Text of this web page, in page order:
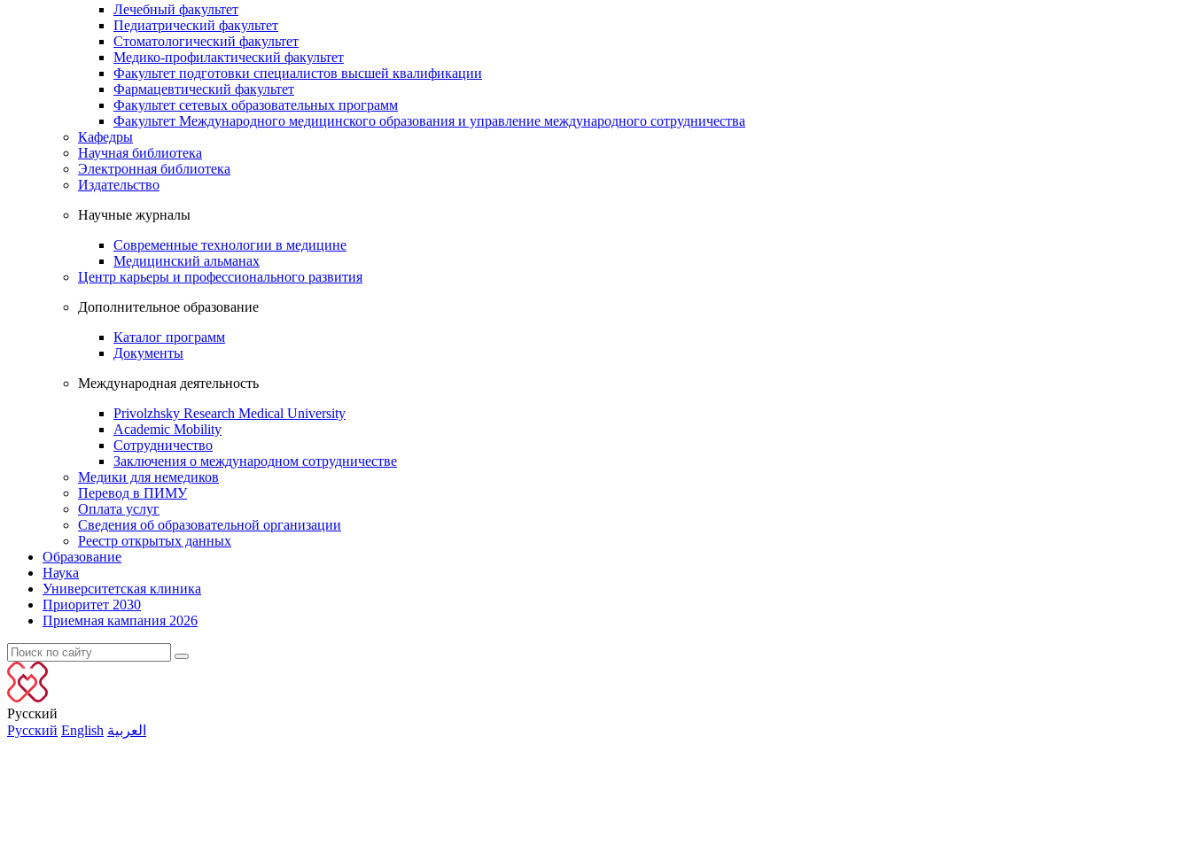
Лечебный факультет
Педиатрический факультет
Стоматологический факультет
Медико-профилактический факультет
Факультет подготовки специалистов высшей квалификации
Фармацевтический факультет
Факультет сетевых образовательных программ
Факультет Международного медицинского образования и управление международного сотрудничества
Кафедры
Научная библиотека
Электронная библиотека
Издательство
Научные журналы
Современные технологии в медицине
Медицинский альманах
Центр карьеры и профессионального развития
Дополнительное образование
Каталог программ
Документы
Международная деятельность
Privolzhsky Research Medical University
Academic Mobility
Сотрудничество
Заключения о международном сотрудничестве
Медики для немедиков
Перевод в ПИМУ
Оплата услуг
Сведения об образовательной организации
Реестр открытых данных
Образование
Наука
Университетская клиника
Приоритет 2030
Приемная кампания 2026
Русский
Русский English العربية